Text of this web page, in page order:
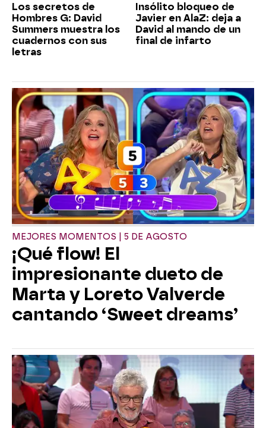
Los secretos de
Hombres G: David
Summers muestra los
cuadernos con sus
letras
Insólito bloqueo de
Javier en AlaZ: deja a
David al mando de un
final de infarto
MEJORES MOMENTOS | 5 DE AGOSTO
¡Qué flow! El
impresionante dueto de
Marta y Loreto Valverde
cantando ‘Sweet dreams’